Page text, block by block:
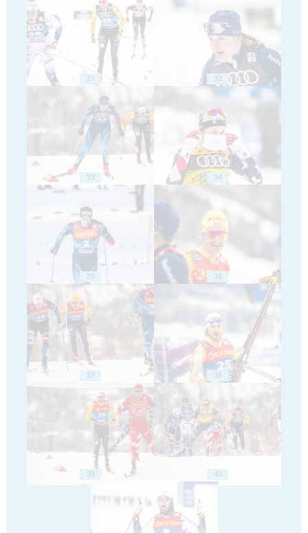
31 32
33 34
35 36
37 38
39 40